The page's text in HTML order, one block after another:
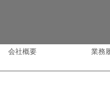
会社概要 業務